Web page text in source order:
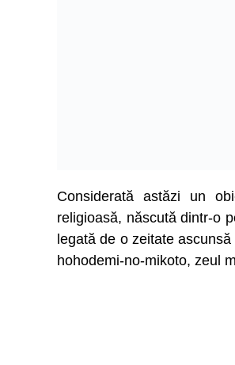
Considerată astăzi un
religioasă, născută dintr-o
legată de o zeitate
hohodemi-no-mikoto, zeul